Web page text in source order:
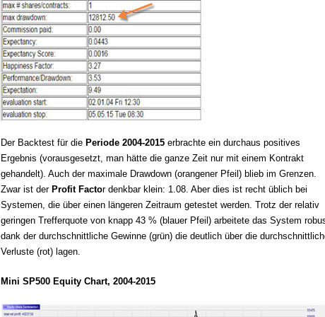
Der Backtest für die Periode 2004-2015 erbrachte ein durchaus positives
Ergebnis (vorausgesetzt, man hätte die ganze Zeit nur mit einem Kontrakt
gehandelt). Auch der maximale Drawdown (orangener Pfeil) blieb im Grenzen.
Zwar ist der Profit Factor denkbar klein: 1.08. Aber dies ist recht üblich bei
Systemen, die über einen längeren Zeitraum getestet werden. Trotz der relativ
geringen Trefferquote von knapp 43 % (blauer Pfeil) arbeitete das System
dank der durchschnittliche Gewinne (grün) die deutlich über die
Verluste (rot) lagen.
Mini SP500 Equity Chart, 2004-2015